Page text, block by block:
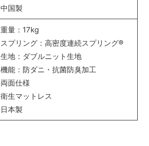
中国製
重量：17kg
スプリング：高密度連続スプリング®
生地：ダブルニット生地
機能：防ダニ・抗菌防臭加工
両面仕様
衛生マットレス
日本製